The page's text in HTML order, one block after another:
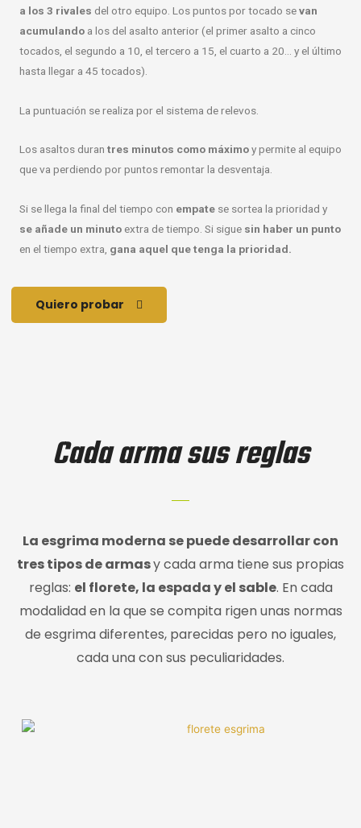
a los 3 rivales del otro equipo. Los puntos por tocado sevan
acumulandoa los del asalto anterior (el primer asalto a cinco
tocados, el segundo a 10, el tercero a 15, el cuarto a 20… y el último
hasta llegar a 45 tocados).
La puntuación se realiza por el sistema de relevos.
Los asaltos duran tres minutos como máximoy permite al equipo
que va perdiendo por puntos remontar la desventaja.
Si se llega la final del tiempo con empate se sortea la prioridad y
se añade un minutoextra de tiempo. Si sigue sin haber un punto
en el tiempo extra, gana aquel que tenga la prioridad.
Quiero probar
Cada arma sus reglas
La esgrima moderna se puede desarrollar con
tres tipos de armasy cada arma tiene sus propias
reglas: el florete, la espada y el sable. En cada
modalidad en la que se compita rigen unas normas
de esgrima diferentes, parecidas pero no iguales,
cada una con sus peculiaridades.